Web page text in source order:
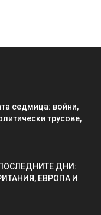
седмица: войни,
трусове,
ДНИ:
ЕВРОПА И